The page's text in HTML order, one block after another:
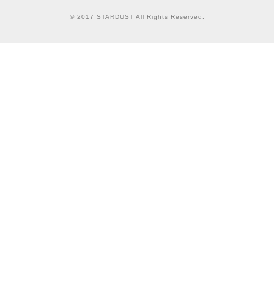
© 2017 STARDUST All Rights Reserved.